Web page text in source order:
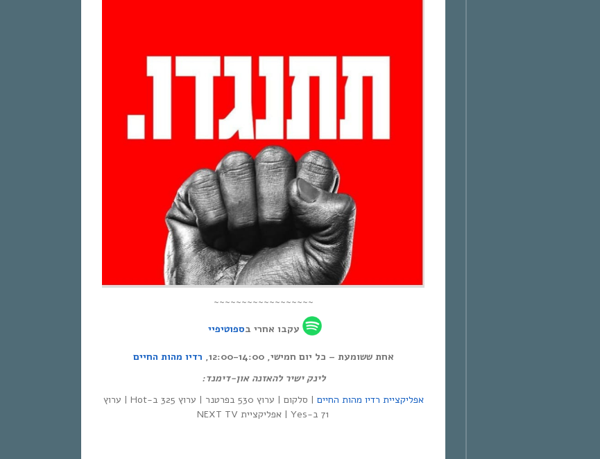
~~~~~~~~~~~~~~~~~~
עקבו אחרי בספוטיפיי
אחת ששומעת – כל יום חמישי, 12:00-14:00,
רדיו מהות החיים
לינק ישיר להאזנה און-דימנד:
אפליקציית רדיו מהות החיים
| סלקום | ערוץ 530 בפרטנר | ערוץ 325 ב-Hot | ערוץ
71 ב-Yes | אפליקציית NEXT TV